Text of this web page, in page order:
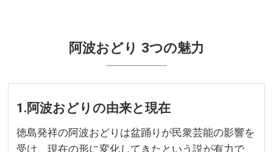
阿波おどり 3つの魅力
1.阿波おどりの由来と現在
徳島発祥の阿波おどりは盆踊りが民衆芸能の影響を
受け、現在の形に変化してきたという説が有力で